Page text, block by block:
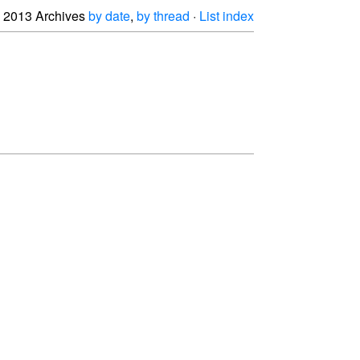
2013 Archivesby date, by thread · List index